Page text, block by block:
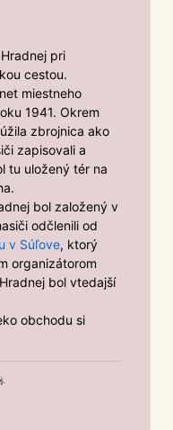
pri
cestou.
miestneho
1941. Okrem
zbrojnica ako
tu uložený tér na
bol založený v
odčlenili od
v Súľove, ktorý
organizátorom
bol vtedajší
obchodu si